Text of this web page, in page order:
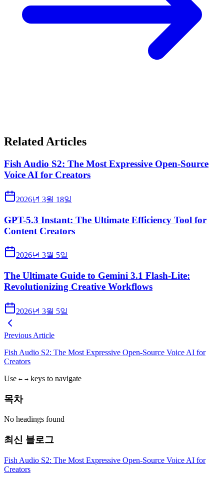
Related Articles
Fish Audio S2: The Most Expressive Open-Source
Voice AI for Creators
2026년 3월 18일
GPT-5.3 Instant: The Ultimate Efficiency Tool for
Content Creators
2026년 3월 5일
The Ultimate Guide to Gemini 3.1 Flash-Lite:
Revolutionizing Creative Workflows
2026년 3월 5일
Previous Article
Fish Audio S2: The Most Expressive Open-Source Voice AI for
Creators
Use ← → keys to navigate
목차
No headings found
최신 블로그
Fish Audio S2: The Most Expressive Open-Source Voice AI for
Creators